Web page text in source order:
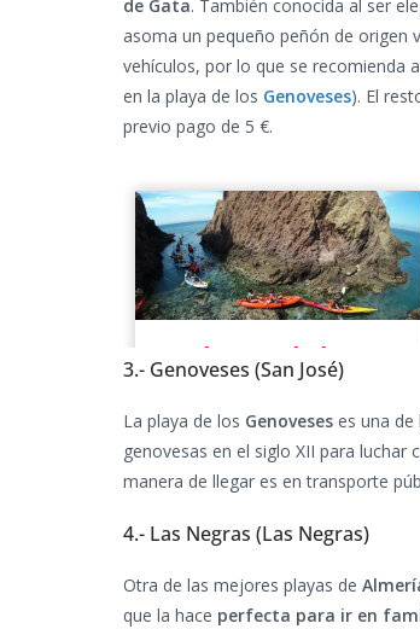
de Gata. También conocida al ser
asoma un pequeño peñón de origen
vehículos, por lo que se recomienda
en la playa de los Genoveses). El
previo pago de 5 €.
3.- Genoveses (San José)
La playa de los Genoveses es una de
genovesas en el siglo XII para
manera de llegar es en transporte
4.- Las Negras (Las Negras)
Otra de las mejores playas de
que la hace perfecta para ir en